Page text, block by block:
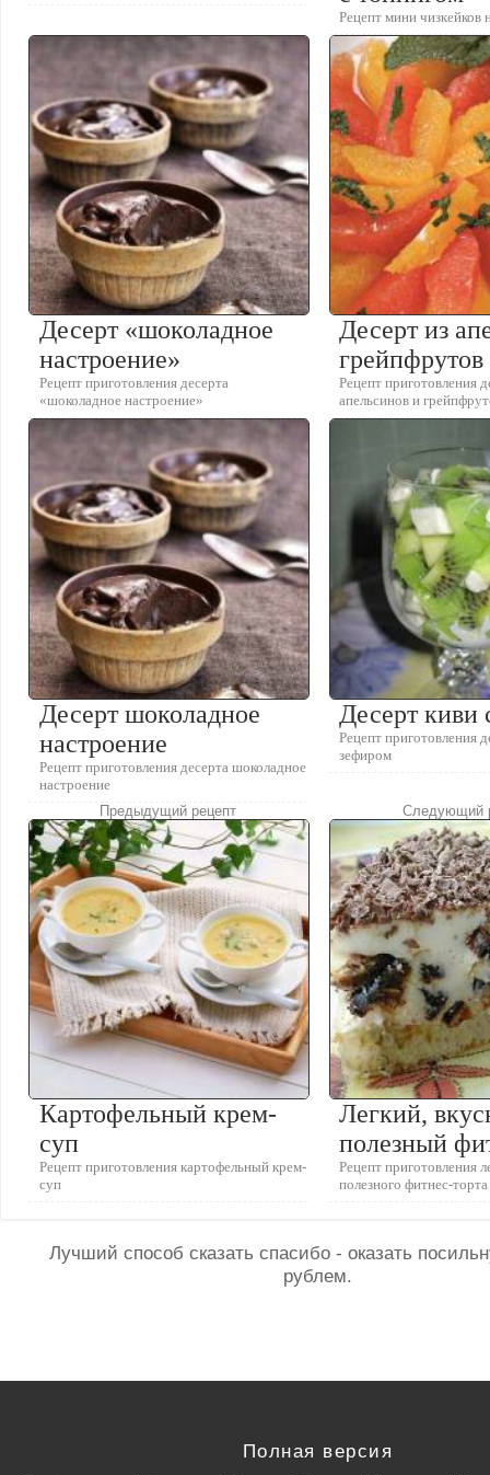
Рецепт мини чизкейков
Десерт «шоколадное
настроение»
Рецепт приготовления десерта
«шоколадное настроение»
Десерт из
грейпфрутов
Рецепт приготовления
апельсинов и
Десерт шоколадное
настроение
Рецепт приготовления десерта шоколадное
настроение
Десерт киви
Рецепт приготовления
зефиром
Предыдущий рецепт
Картофельный крем-
суп
Рецепт приготовления картофельный крем-
суп
Следующий
Легкий,
полезный
Рецепт приготовления
полезного фитнес-торта
Лучший способ сказать спасибо - оказать
рублем.
Полная версия